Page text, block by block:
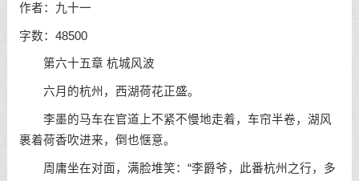
作者：九十一
字数：48500
第六十五章 杭城风波
六月的杭州，西湖荷花正盛。
李墨的马车在官道上不紧不慢地走着，车帘半卷，湖风
裹着荷香吹进来，倒也惬意。
周庸坐在对面，满脸堆笑：“李爵爷，此番杭州之行，多